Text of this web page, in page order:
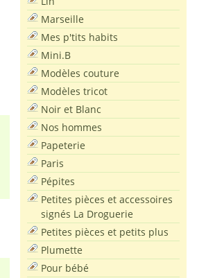
Marseille
Mes p'tits habits
Mini.B
Modèles couture
Modèles tricot
Noir et Blanc
Nos hommes
Papeterie
Paris
Pépites
Petites pièces et accessoires
signés La Droguerie
Petites pièces et petits plus
Plumette
Pour bébé